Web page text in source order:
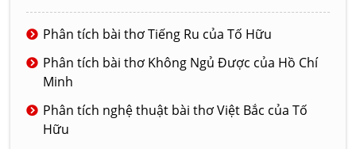
Phân tích bài thơ Tiếng Ru của Tố Hữu
Phân tích bài thơ Không Ngủ Được của Hồ Chí
Minh
Phân tích nghệ thuật bài thơ Việt Bắc của Tố
Hữu